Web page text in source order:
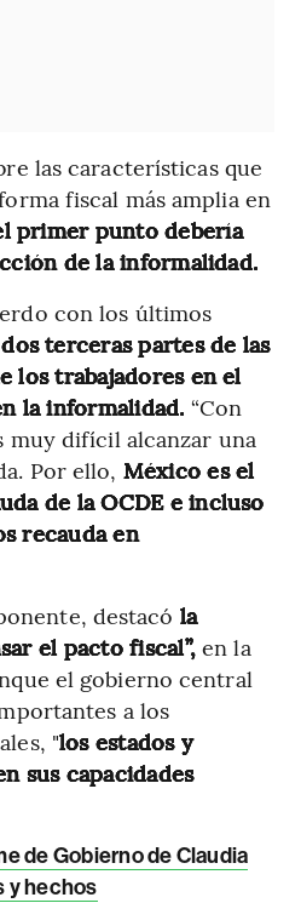
las características que
fiscal más amplia en
primer punto debería
de la informalidad.
con los últimos
dos terceras partes de las
los trabajadores en el
la informalidad. “Con
muy difícil alcanzar una
Por ello, México es el
de la OCDE e incluso
recauda en
destacó la
el pacto fiscal”, en la
el gobierno central
a los
"los estados y
sus capacidades
de Gobierno de Claudia
y hechos